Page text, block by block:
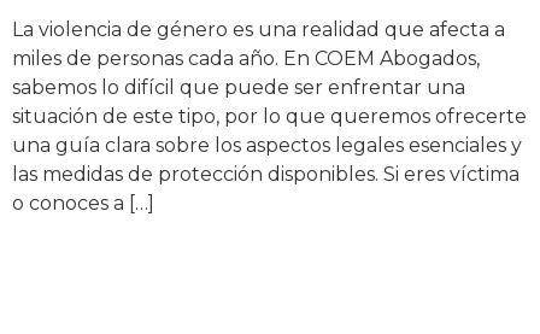
La violencia de género es una realidad que afecta a
miles de personas cada año. En COEM Abogados,
sabemos lo difícil que puede ser enfrentar una
situación de este tipo, por lo que queremos ofrecerte
una guía clara sobre los aspectos legales esenciales y
las medidas de protección disponibles. Si eres víctima
o conoces a […]